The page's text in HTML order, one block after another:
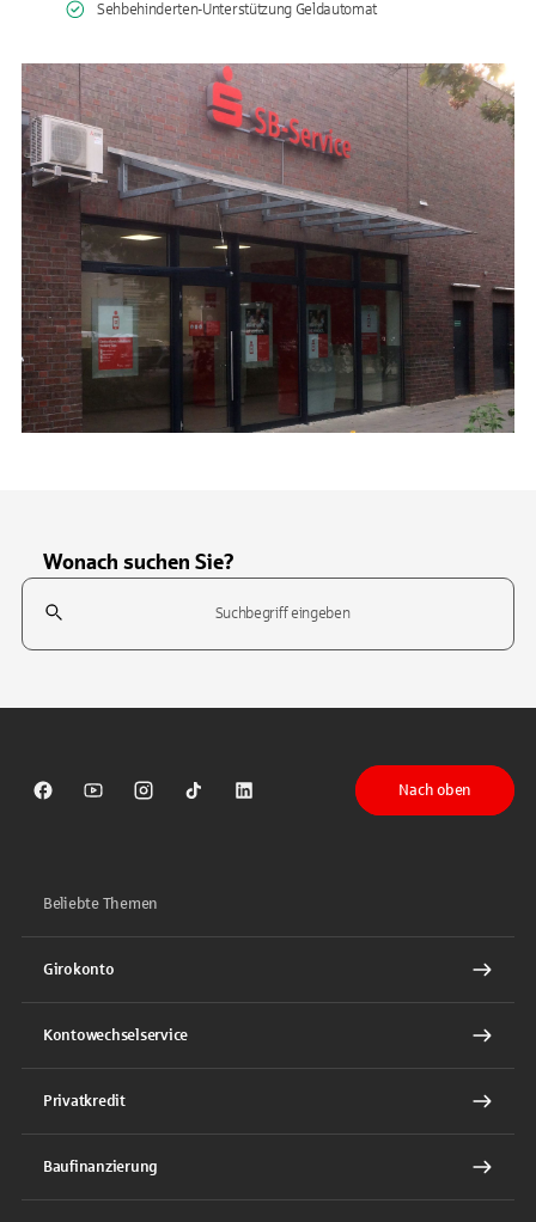
Sehbehinderten-Unterstützung Geldautomat
Wonach suchen Sie?
Suchfeld
Sparkasse auf Facebook
Sparkasse auf Youtube
Sparkasse auf Instagram
Sparkasse auf TikTok
Sparkasse auf LinkedIn
Nach oben
Beliebte Themen
Girokonto
Kontowechselservice
Privatkredit
Baufinanzierung